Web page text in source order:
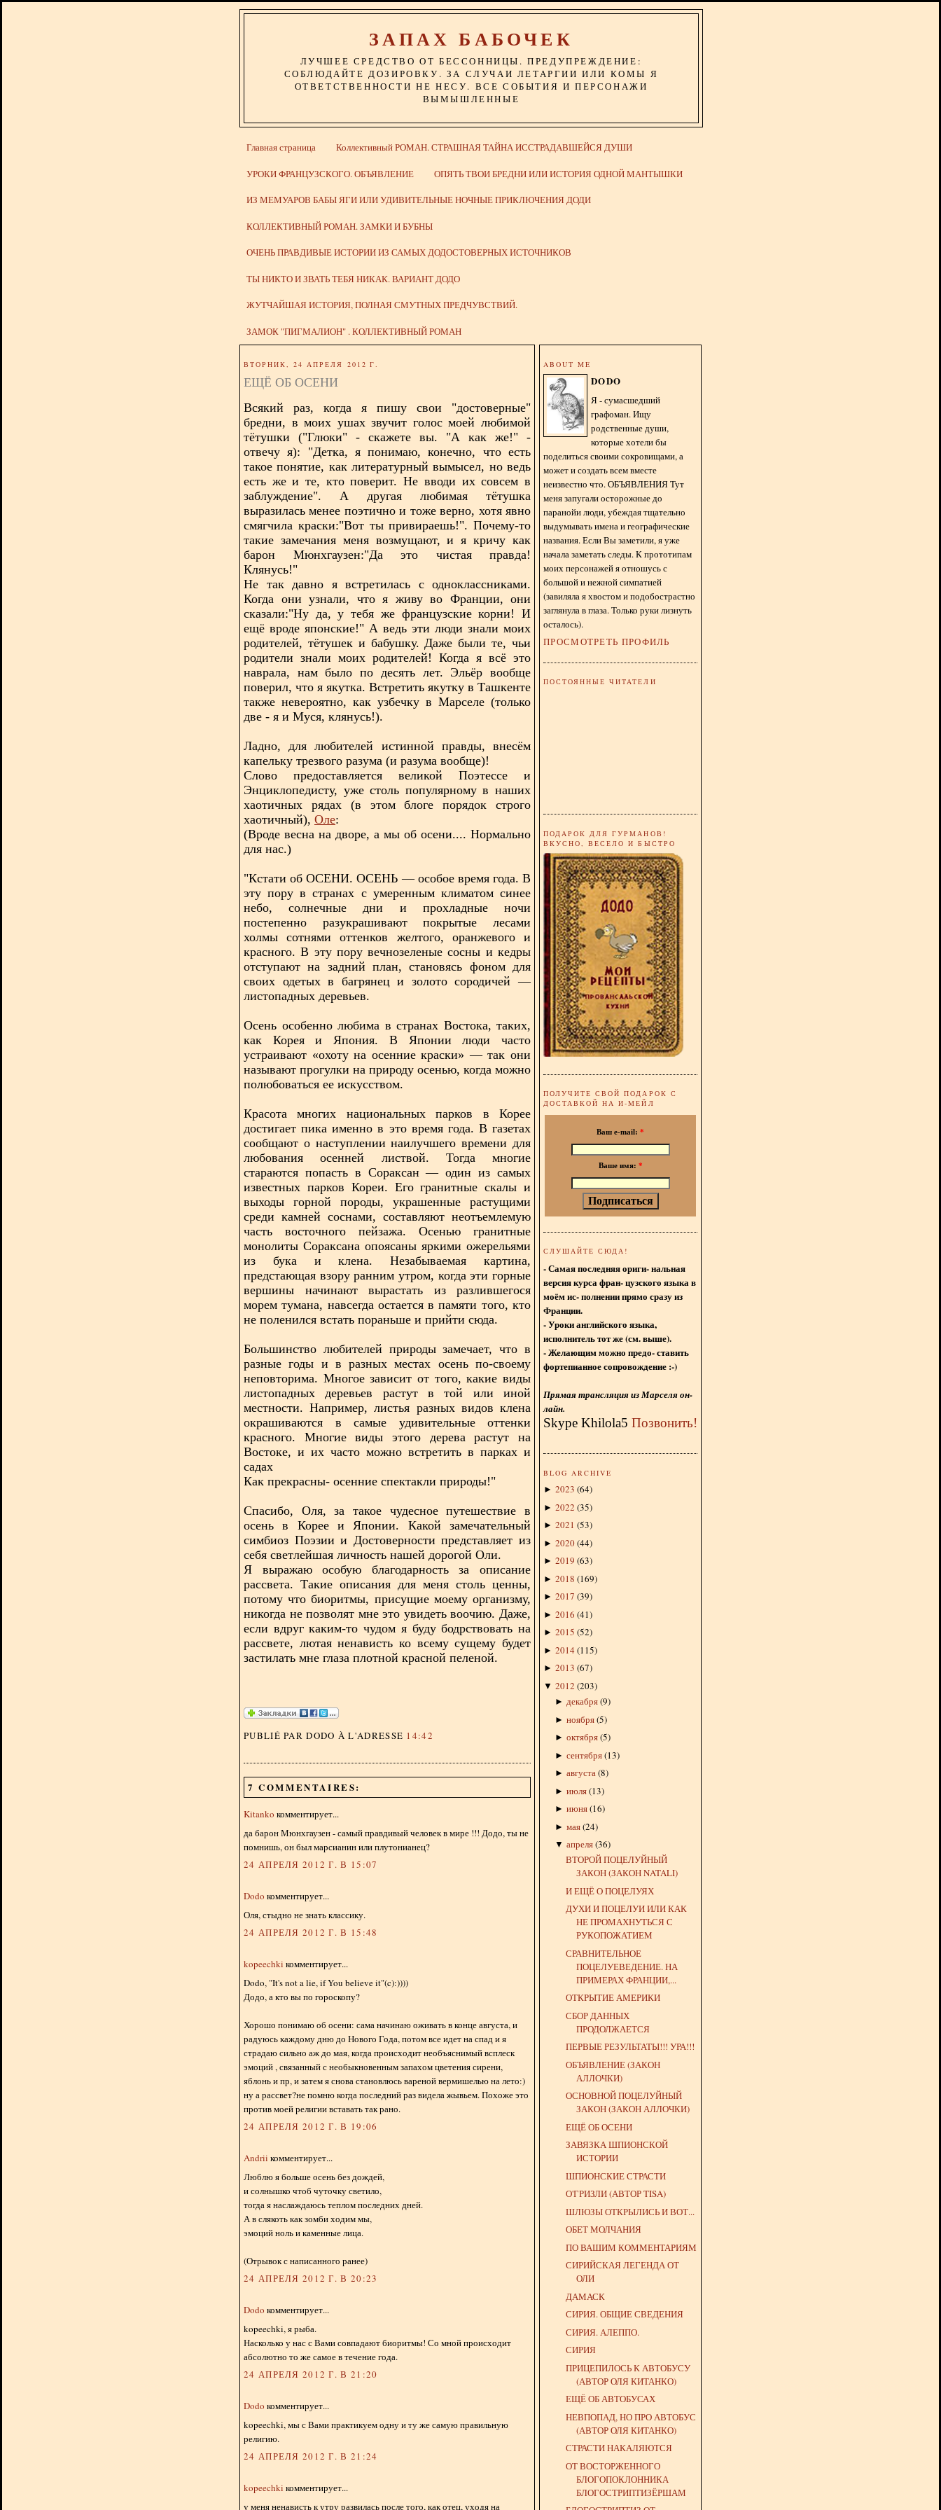
ЗАПАХ БАБОЧЕК
ЛУЧШЕЕ СРЕДСТВО ОТ БЕССОННИЦЫ. ПРЕДУПРЕЖДЕНИЕ:
СОБЛЮДАЙТЕ ДОЗИРОВКУ. ЗА СЛУЧАИ ЛЕТАРГИИ ИЛИ КОМЫ Я
ОТВЕТСТВЕННОСТИ НЕ НЕСУ. ВСЕ СОБЫТИЯ И ПЕРСОНАЖИ
ВЫМЫШЛЕННЫЕ
Главная страница Коллективный РОМАН. СТРАШНАЯ ТАЙНА ИССТРАДАВШЕЙСЯ ДУШИ
УРОКИ ФРАНЦУЗСКОГО. ОБЪЯВЛЕНИЕ ОПЯТЬ ТВОИ БРЕДНИ ИЛИ ИСТОРИЯ ОДНОЙ МАНТЫШКИ
ИЗ МЕМУАРОВ БАБЫ ЯГИ ИЛИ УДИВИТЕЛЬНЫЕ НОЧНЫЕ ПРИКЛЮЧЕНИЯ ДОДИ
КОЛЛЕКТИВНЫЙ РОМАН. ЗАМКИ И БУБНЫ
ОЧЕНЬ ПРАВДИВЫЕ ИСТОРИИ ИЗ САМЫХ ДОДОСТОВЕРНЫХ ИСТОЧНИКОВ
ТЫ НИКТО И ЗВАТЬ ТЕБЯ НИКАК. ВАРИАНТ ДОДО
ЖУТЧАЙШАЯ ИСТОРИЯ, ПОЛНАЯ СМУТНЫХ ПРЕДЧУВСТВИЙ.
ЗАМОК "ПИГМАЛИОН" . КОЛЛЕКТИВНЫЙ РОМАН
ВТОРНИК, 24 АПРЕЛЯ 2012 Г.
ЕЩЁ ОБ ОСЕНИ
Всякий раз, когда я пишу свои "достоверные"
бредни, в моих ушах звучит голос моей любимой
тётушки ("Глюки" - скажете вы. "А как же!" -
отвечу я): "Детка, я понимаю, конечно, что есть
такое понятие, как литературный вымысел, но ведь
есть же и те, кто поверит. Не вводи их совсем в
заблуждение". А другая любимая тётушка
выразилась менее поэтично и тоже верно, хотя явно
смягчила краски:"Вот ты привираешь!". Почему-то
такие замечания меня возмущают, и я кричу как
барон Мюнхгаузен:"Да это чистая правда!
Клянусь!"
Не так давно я встретилась с одноклассниками.
Когда они узнали, что я живу во Франции, они
сказали:"Ну да, у тебя же французские корни! И
ещё вроде японские!" А ведь эти люди знали моих
родителей, тётушек и бабушку. Даже были те, чьи
родители знали моих родителей! Когда я всё это
наврала, нам было по десять лет. Эльёр вообще
поверил, что я якутка. Встретить якутку в Ташкенте
также невероятно, как узбечку в Марселе (только
две - я и Муся, клянусь!).
Ладно, для любителей истинной правды, внесём
капельку трезвого разума (и разума вообще)!
Слово предоставляется великой Поэтессе и
Энциклопедисту, уже столь популярному в наших
хаотичных рядах (в этом блоге порядок строго
хаотичный), Оле:
(Вроде весна на дворе, а мы об осени.... Нормально
для нас.)
"Кстати об ОСЕНИ. ОСЕНЬ — особое время года. В
эту пору в странах с умеренным климатом синее
небо, солнечные дни и прохладные ночи
постепенно разукрашивают покрытые лесами
холмы сотнями оттенков желтого, оранжевого и
красного. В эту пору вечнозеленые сосны и кедры
отступают на задний план, становясь фоном для
своих одетых в багрянец и золото сородичей —
листопадных деревьев.
Осень особенно любима в странах Востока, таких,
как Корея и Япония. В Японии люди часто
устраивают «охоту на осенние краски» — так они
называют прогулки на природу осенью, когда можно
полюбоваться ее искусством.
Красота многих национальных парков в Корее
достигает пика именно в это время года. В газетах
сообщают о наступлении наилучшего времени для
любования осенней листвой. Тогда многие
стараются попасть в Сораксан — один из самых
известных парков Кореи. Его гранитные скалы и
выходы горной породы, украшенные растущими
среди камней соснами, составляют неотъемлемую
часть восточного пейзажа. Осенью гранитные
монолиты Сораксана опоясаны яркими ожерельями
из бука и клена. Незабываемая картина,
предстающая взору ранним утром, когда эти горные
вершины начинают вырастать из разлившегося
морем тумана, навсегда остается в памяти того, кто
не поленился встать пораньше и прийти сюда.
Большинство любителей природы замечает, что в
разные годы и в разных местах осень по-своему
неповторима. Многое зависит от того, какие виды
листопадных деревьев растут в той или иной
местности. Например, листья разных видов клена
окрашиваются в самые удивительные оттенки
красного. Многие виды этого дерева растут на
Востоке, и их часто можно встретить в парках и
садах
Как прекрасны- осенние спектакли природы!"
Спасибо, Оля, за такое чудесное путешествие в
осень в Корее и Японии. Какой замечательный
симбиоз Поэзии и Достоверности представляет из
себя светлейшая личность нашей дорогой Оли.
Я выражаю особую благодарность за описание
рассвета. Такие описания для меня столь ценны,
потому что биоритмы, присущие моему организму,
никогда не позволят мне это увидеть воочию. Даже,
если вдруг каким-то чудом я буду бодрствовать на
рассвете, лютая ненависть ко всему сущему будет
застилать мне глаза плотной красной пеленой.
PUBLIÉ PAR DODO À L'ADRESSE 14:42
7 COMMENTAIRES:
Kitanko комментирует...
да барон Мюнхгаузен - самый правдивый человек в мире !!! Додо, ты не
помнишь, он был марсианин или плутонианец?
24 АПРЕЛЯ 2012 Г. В 15:07
Dodo комментирует...
Оля, стыдно не знать классику.
24 АПРЕЛЯ 2012 Г. В 15:48
kopeechki комментирует...
Dodo, "It's not a lie, if You believe it"(c):))))
Додо, а кто вы по гороскопу?
Хорошо понимаю об осени: сама начинаю оживать в конце августа, и
радуюсь каждому дню до Нового Года, потом все идет на спад и я
страдаю сильно аж до мая, когда происходит необъяснимый всплеск
эмоций , связанный с необыкновенным запахом цветения сирени,
яблонь и пр, и затем я снова становлюсь вареной вермишелью на лето:)
ну а рассвет?не помню когда последний раз видела жывьем. Похоже это
против моей религии вставать так рано.
24 АПРЕЛЯ 2012 Г. В 19:06
Andrii комментирует...
Люблю я больше осень без дождей,
и солнышко чтоб чуточку светило,
тогда я наслаждаюсь теплом последних дней.
А в слякоть как зомби ходим мы,
эмоций ноль и каменные лица.
(Отрывок с написанного ранее)
24 АПРЕЛЯ 2012 Г. В 20:23
Dodo комментирует...
kopeechki, я рыба.
Насколько у нас с Вами совпадают биоритмы! Со мной происходит
абсолютно то же самое в течение года.
24 АПРЕЛЯ 2012 Г. В 21:20
Dodo комментирует...
kopeechki, мы с Вами практикуем одну и ту же самую правильную
религию.
24 АПРЕЛЯ 2012 Г. В 21:24
kopeechki комментирует...
у меня ненависть к утру развилась после того, как отец, уходя на
ABOUT ME
DODO
Я - сумасшедший
графоман. Ищу
родственные души,
которые хотели бы
поделиться своими сокровищами, а
может и создать всем вместе
неизвестно что. ОБЪЯВЛЕНИЯ Тут
меня запугали осторожные до
паранойи люди, убеждая тщательно
выдумывать имена и географические
названия. Если Вы заметили, я уже
начала заметать следы. К прототипам
моих персонажей я отношусь с
большой и нежной симпатией
(завиляла я хвостом и подобострастно
заглянула в глаза. Только руки лизнуть
осталось).
ПРОСМОТРЕТЬ ПРОФИЛЬ
ПОСТОЯННЫЕ ЧИТАТЕЛИ
ПОДАРОК ДЛЯ ГУРМАНОВ!
ВКУСНО, ВЕСЕЛО И БЫСТРО
ПОЛУЧИТЕ СВОЙ ПОДАРОК С
ДОСТАВКОЙ НА И-МЕЙЛ
Ваш e-mail: *
Ваше имя: *
СЛУШАЙТЕ СЮДА!
- Самая последняя ориги- нальная
версия курса фран- цузского языка в
моём ис- полнении прямо сразу из
Франции.
- Уроки английского языка,
исполнитель тот же (см. выше).
- Желающим можно предо- ставить
фортепианное сопровождение :-)
Прямая трансляция из Марселя он-
лайн.
Skype Khilola5 Позвонить!
BLOG ARCHIVE
► 2023 (64)
► 2022 (35)
► 2021 (53)
► 2020(44)
► 2019 (63)
► 2018 (169)
► 2017 (39)
► 2016 (41)
► 2015 (52)
► 2014 (115)
► 2013 (67)
▼ 2012 (203)
► декабря(9)
► ноября(5)
► октября(5)
► сентября(13)
► августа(8)
► июля(13)
► июня(16)
► мая(24)
▼ апреля(36)
ВТОРОЙ ПОЦЕЛУЙНЫЙ
ЗАКОН (ЗАКОН NATALI)
И ЕЩЁ О ПОЦЕЛУЯХ
ДУХИ И ПОЦЕЛУИ ИЛИ КАК
НЕ ПРОМАХНУТЬСЯ С
РУКОПОЖАТИЕМ
СРАВНИТЕЛЬНОЕ
ПОЦЕЛУЕВЕДЕНИЕ. НА
ПРИМЕРАХ ФРАНЦИИ,...
ОТКРЫТИЕ АМЕРИКИ
СБОР ДАННЫХ
ПРОДОЛЖАЕТСЯ
ПЕРВЫЕ РЕЗУЛЬТАТЫ!!! УРА!!!
ОБЪЯВЛЕНИЕ (ЗАКОН
АЛЛОЧКИ)
ОСНОВНОЙ ПОЦЕЛУЙНЫЙ
ЗАКОН (ЗАКОН АЛЛОЧКИ)
ЕЩЁ ОБ ОСЕНИ
ЗАВЯЗКА ШПИОНСКОЙ
ИСТОРИИ
ШПИОНСКИЕ СТРАСТИ
О'ГРИЗЛИ (АВТОР TISA)
ШЛЮЗЫ ОТКРЫЛИСЬ И ВОТ...
ОБЕТ МОЛЧАНИЯ
ПО ВАШИМ КОММЕНТАРИЯМ
СИРИЙСКАЯ ЛЕГЕНДА ОТ
ОЛИ
ДАМАСК
СИРИЯ. ОБЩИЕ СВЕДЕНИЯ
СИРИЯ. АЛЕППО.
СИРИЯ
ПРИЦЕПИЛОСЬ К АВТОБУСУ
(АВТОР ОЛЯ КИТАНКО)
ЕЩЁ ОБ АВТОБУСАХ
НЕВПОПАД, НО ПРО АВТОБУС
(АВТОР ОЛЯ КИТАНКО)
СТРАСТИ НАКАЛЯЮТСЯ
ОТ ВОСТОРЖЕННОГО
БЛОГОПОКЛОННИКА
БЛОГОСТРИПТИЗЁРШАМ